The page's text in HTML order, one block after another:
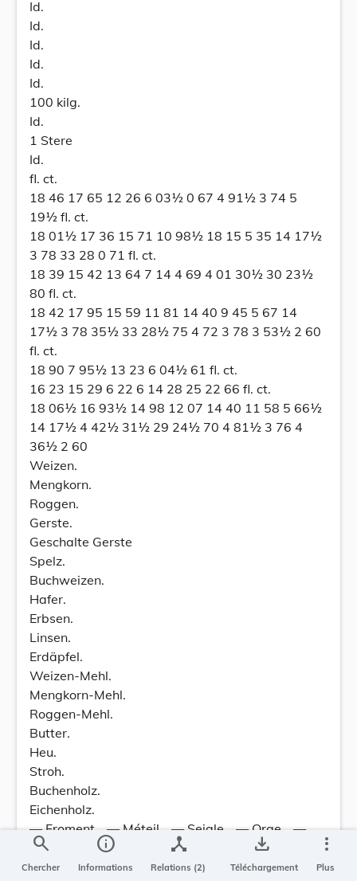
Id.
Id.
Id.
Id.
Id.
100 kilg.
Id.
1 Stere
Id.
fl. ct.
18 46 17 65 12 26 6 03½ 0 67 4 91½ 3 74 5
19½ fl. ct.
18 01½ 17 36 15 71 10 98½ 18 15 5 35 14 17½
3 78 33 28 0 71 fl. ct.
18 39 15 42 13 64 7 14 4 69 4 01 30½ 30 23½
80 fl. ct.
18 42 17 95 15 59 11 81 14 40 9 45 5 67 14
17½ 3 78 35½ 33 28½ 75 4 72 3 78 3 53½ 2 60
fl. ct.
18 90 7 95½ 13 23 6 04½ 61 fl. ct.
16 23 15 29 6 22 6 14 28 25 22 66 fl. ct.
18 06½ 16 93½ 14 98 12 07 14 40 11 58 5 66½
14 17½ 4 42½ 31½ 29 24½ 70 4 81½ 3 76 4
36½ 2 60
Weizen.
Mengkorn.
Roggen.
Gerste.
Geschalte Gerste
Spelz.
Buchweizen.
Hafer.
Erbsen.
Linsen.
Erdäpfel.
Weizen-Mehl.
Mengkorn-Mehl.
Roggen-Mehl.
Butter.
Heu.
Stroh.
Buchenholz.
Eichenholz.
— Froment… — Méteil… — Seigle… — Orge… —
Orge mondée… — Épeautre… — Sarrasin.
— Avoine… — Pois… — Lentilles… — Pommes de
search
Chercher
info
Informations
device_hub
Relations (2)
save_alt
Téléchargement
more_vert
Plus